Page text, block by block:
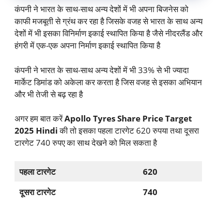
कंपनी ने भारत के साथ-साथ अन्य देशों में भी अपना बिजनेस को
काफी मजबूती से ग्रंथ कर रहा है जिसके वजह से भारत के साथ अन्य
देशों में भी इसका विनिर्माण इकाई स्थापित किया है जैसे नीदरलैंड और
हंगरी में एक-एक अपना निर्माण इकाई स्थापित किया है
कंपनी ने भारत के साथ-साथ अन्य देशों में भी 33% से भी ज्यादा
मार्केट डिमांड को अकेला कर करता है जिस वजह से इसका अभियान
और भी तेजी से बढ़ रहा है
अगर हम बात करेंApollo TyresShare Price Target
2025 Hindiकी तो इसका पहला टारगेट 620 रुपया तथा दूसरा
टारगेट 740 रुपए का साथ देखने को मिल सकता है
पहला टारगेट
620
दूसरा टारगेट
740